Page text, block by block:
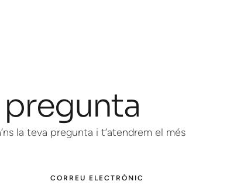
pregunta
la teva pregunta i t’atendrem el més
CORREU ELECTRÒNIC